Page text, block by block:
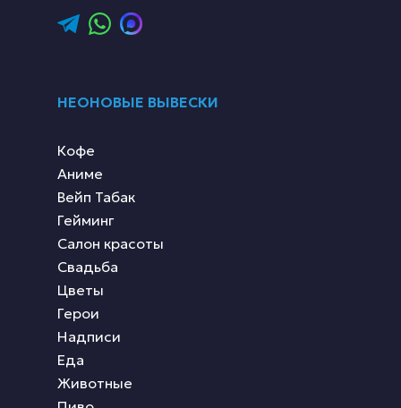
НЕОНОВЫЕ ВЫВЕСКИ
Кофе
Аниме
Вейп Табак
Гейминг
Салон красоты
Свадьба
Цветы
Герои
Надписи
Еда
Животные